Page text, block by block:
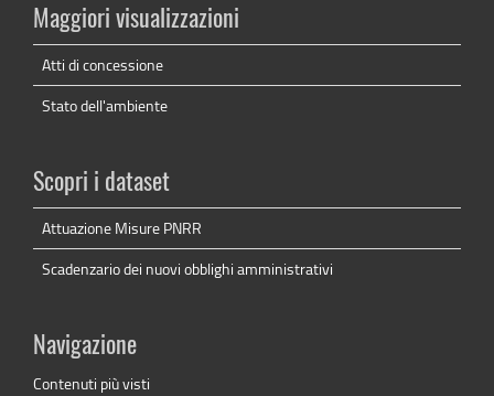
Maggiori visualizzazioni
Atti di concessione
Stato dell'ambiente
Scopri i dataset
Attuazione Misure PNRR
Scadenzario dei nuovi obblighi amministrativi
Navigazione
Contenuti più visti